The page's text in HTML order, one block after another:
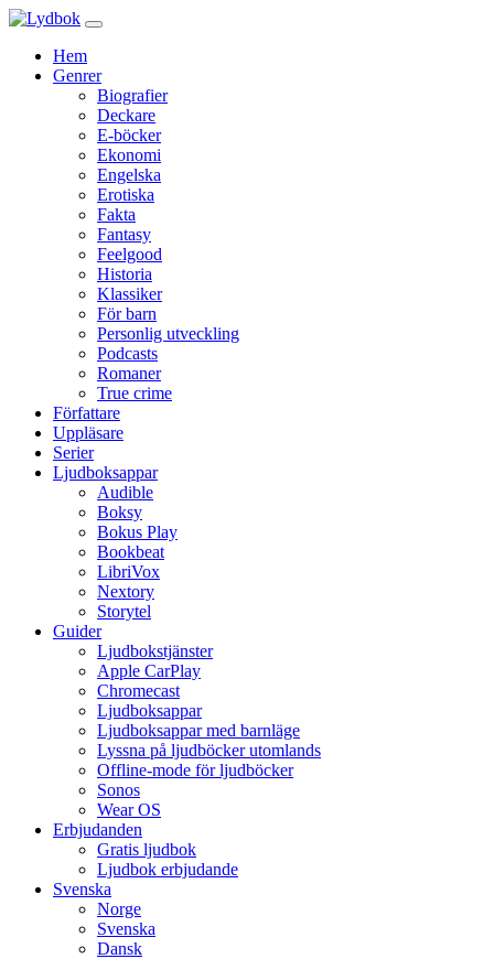
Hem
Genrer
Biografier
Deckare
E-böcker
Ekonomi
Engelska
Erotiska
Fakta
Fantasy
Feelgood
Historia
Klassiker
För barn
Personlig utveckling
Podcasts
Romaner
True crime
Författare
Uppläsare
Serier
Ljudboksappar
Audible
Boksy
Bokus Play
Bookbeat
LibriVox
Nextory
Storytel
Guider
Ljudbokstjänster
Apple CarPlay
Chromecast
Ljudboksappar
Ljudboksappar med barnläge
Lyssna på ljudböcker utomlands
Offline-mode för ljudböcker
Sonos
Wear OS
Erbjudanden
Gratis ljudbok
Ljudbok erbjudande
Svenska
Norge
Svenska
Dansk